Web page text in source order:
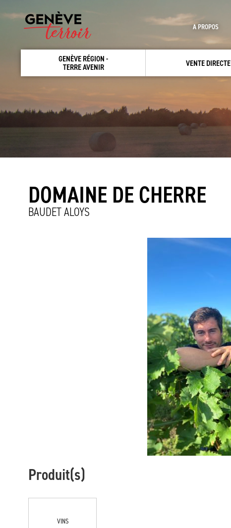
GENÈVE RÉGION -
TERRE AVENIR
VENTE DIRECTE
A PROPOS
DOMAINE DE CHERRE
BAUDET ALOYS
Produit(s)
VINS